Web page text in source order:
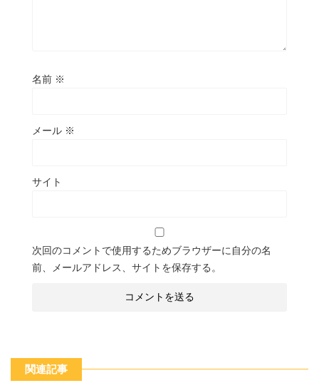
名前 ※
メール ※
サイト
次回のコメントで使用するためブラウザーに自分の名
前、メールアドレス、サイトを保存する。
関連記事